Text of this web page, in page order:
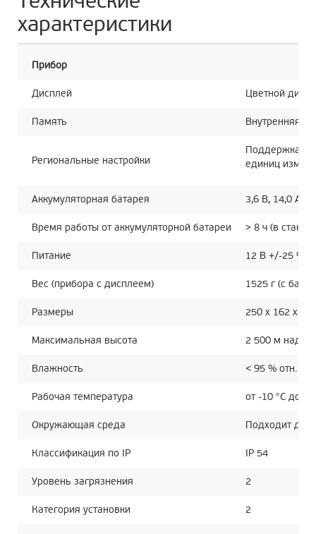
характеристики
Прибор
Дисплей Цветной
Память Внутренняя
Региональные настройки
Поддержка
единиц
Аккумуляторная батарея 3,6 В, 14,0 Ач
Время работы от аккумуляторной батареи > 8 ч (в
Питание 12 В +/-25 % /
Вес (прибора с дисплеем) 1525 г (с
Размеры 250 x 162 x 62
Максимальная высота 2 500 м над
Влажность < 95 % отн.
Рабочая температура от -10 °C до 50
Окружающая среда Подходит для
Классификация по IP IP 54
Уровень загрязнения 2
Категория установки 2